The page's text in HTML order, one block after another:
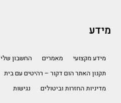
מידע
מידע מקצועי מאמרים החשבון שלי
תקנון האתר הום דקור – רהיטים עם בית
מדיניות החזרות וביטולים
נגישות